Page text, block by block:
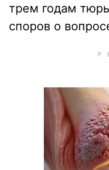
трем годам
споров о